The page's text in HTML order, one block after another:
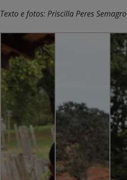
Texto e fotos: Priscilla Peres Semagro